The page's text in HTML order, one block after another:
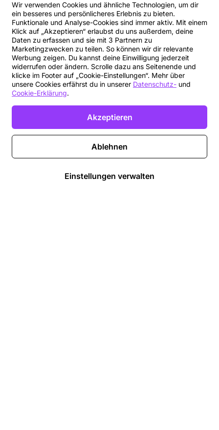
Wir verwenden Cookies und ähnliche Technologien, um dir
ein besseres und persönlicheres Erlebnis zu bieten.
Funktionale und Analyse-Cookies sind immer aktiv. Mit einem
Klick auf „Akzeptieren“ erlaubst du uns außerdem, deine
Daten zu erfassen und sie mit 3 Partnern zu
Marketingzwecken zu teilen. So können wir dir relevante
Werbung zeigen. Du kannst deine Einwilligung jederzeit
widerrufen oder ändern. Scrolle dazu ans Seitenende und
klicke im Footer auf „Cookie-Einstellungen“. Mehr über
unsere Cookies erfährst du in unserer Datenschutz- und
Cookie-Erklärung.
Akzeptieren
Ablehnen
Einstellungen verwalten